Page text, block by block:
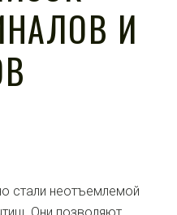
И
стали неотъемлемой